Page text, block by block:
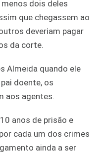
menos dois deles
que chegassem ao
deveriam pagar
da corte.
Almeida quando ele
doente, os
aos agentes.
anos de prisão e
cada um dos crimes
ainda a ser